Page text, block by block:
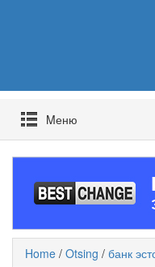
Mеню
Home / Otsing / банк